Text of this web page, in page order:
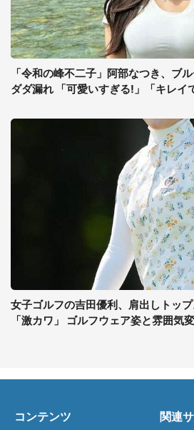
「令和の峰不二子」阿部なつき、ブ
ダダ漏れ 「可愛いすぎる!」「キレイ
女子ゴルフの吉田優利、肩出しトッ
「激カワ」 ゴルフウェア姿と雰囲気
コンテンツ 関連